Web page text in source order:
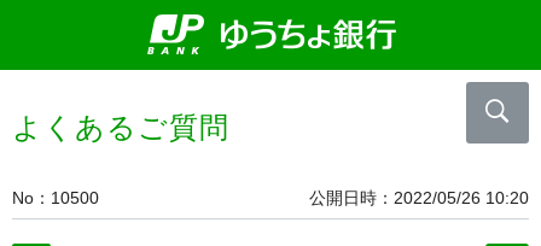
よくあるご質問
No 10500 公開日時 2022/05/26 10:20